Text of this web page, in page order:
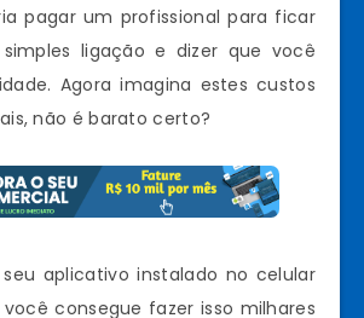
pagar um profissional para ficar
ligação e dizer que você
Agora imagina estes custos
não é barato certo?
aplicativo instalado no celular
consegue fazer isso milhares